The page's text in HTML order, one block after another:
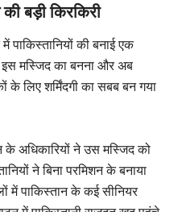
बड़ी किर‍किरी
पाकिस्तानियों की बनाई एक
इस मस्जिद का बनना और अब
के लिए शर्मिंदगी का सबब बन गया
के अधिकारियों ने उस मस्जिद को
ने बिना परमिशन के बनाया
में पाकिस्तान के कई सीनियर